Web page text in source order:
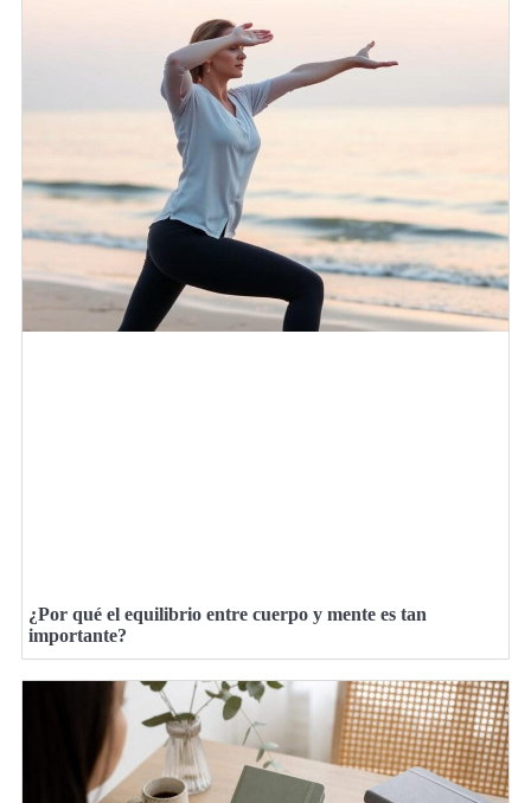
¿Por qué el equilibrio entre cuerpo y mente es tan
importante?